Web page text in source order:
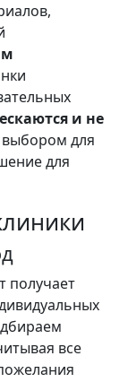
и не
для
для
получает
все